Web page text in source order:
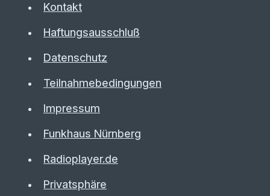
Kontakt
Haftungsausschluß
Datenschutz
Teilnahmebedingungen
Impressum
Funkhaus Nürnberg
Radioplayer.de
Privatsphäre